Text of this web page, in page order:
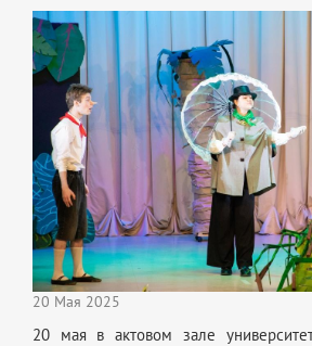
20 Мая 2025
20 мая в актовом зале